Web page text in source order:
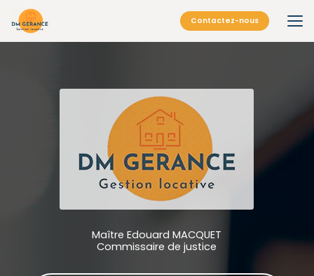
au
contenu
principal
Contactez-nous
Maître Edouard MACQUET
Commissaire de justice